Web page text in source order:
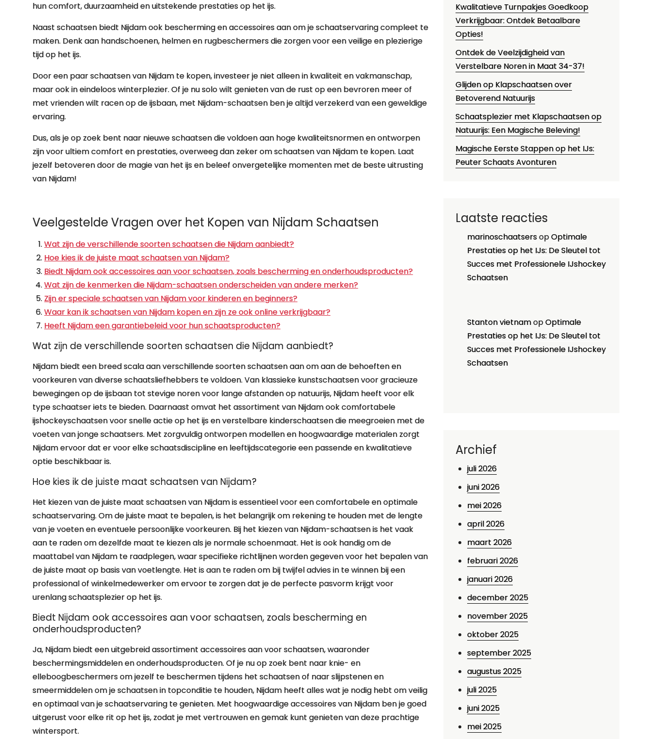
hun comfort, duurzaamheid en uitstekende prestaties op het ijs.
Naast schaatsen biedt Nijdam ook bescherming en accessoires aan om je schaatservaring compleet te
maken. Denk aan handschoenen, helmen en rugbeschermers die zorgen voor een veilige en plezierige
tijd op het ijs.
Door een paar schaatsen van Nijdam te kopen, investeer je niet alleen in kwaliteit en vakmanschap,
maar ook in eindeloos winterplezier. Of je nu solo wilt genieten van de rust op een bevroren meer of
met vrienden wilt racen op de ijsbaan, met Nijdam-schaatsen ben je altijd verzekerd van een geweldige
ervaring.
Dus, als je op zoek bent naar nieuwe schaatsen die voldoen aan hoge kwaliteitsnormen en ontworpen
zijn voor ultiem comfort en prestaties, overweeg dan zeker om schaatsen van Nijdam te kopen. Laat
jezelf betoveren door de magie van het ijs en beleef onvergetelijke momenten met de beste uitrusting
van Nijdam!
Veelgestelde Vragen over het Kopen van Nijdam Schaatsen
Wat zijn de verschillende soorten schaatsen die Nijdam aanbiedt?
Hoe kies ik de juiste maat schaatsen van Nijdam?
Biedt Nijdam ook accessoires aan voor schaatsen, zoals bescherming en onderhoudsproducten?
Wat zijn de kenmerken die Nijdam-schaatsen onderscheiden van andere merken?
Zijn er speciale schaatsen van Nijdam voor kinderen en beginners?
Waar kan ik schaatsen van Nijdam kopen en zijn ze ook online verkrijgbaar?
Heeft Nijdam een garantiebeleid voor hun schaatsproducten?
Wat zijn de verschillende soorten schaatsen die Nijdam aanbiedt?
Nijdam biedt een breed scala aan verschillende soorten schaatsen aan om aan de behoeften en
voorkeuren van diverse schaatsliefhebbers te voldoen. Van klassieke kunstschaatsen voor gracieuze
bewegingen op de ijsbaan tot stevige noren voor lange afstanden op natuurijs, Nijdam heeft voor elk
type schaatser iets te bieden. Daarnaast omvat het assortiment van Nijdam ook comfortabele
ijshockeyschaatsen voor snelle actie op het ijs en verstelbare kinderschaatsen die meegroeien met de
voeten van jonge schaatsers. Met zorgvuldig ontworpen modellen en hoogwaardige materialen zorgt
Nijdam ervoor dat er voor elke schaatsdiscipline en leeftijdscategorie een passende en kwalitatieve
optie beschikbaar is.
Hoe kies ik de juiste maat schaatsen van Nijdam?
Het kiezen van de juiste maat schaatsen van Nijdam is essentieel voor een comfortabele en optimale
schaatservaring. Om de juiste maat te bepalen, is het belangrijk om rekening te houden met de lengte
van je voeten en eventuele persoonlijke voorkeuren. Bij het kiezen van Nijdam-schaatsen is het vaak
aan te raden om dezelfde maat te kiezen als je normale schoenmaat. Het is ook handig om de
maattabel van Nijdam te raadplegen, waar specifieke richtlijnen worden gegeven voor het bepalen van
de juiste maat op basis van voetlengte. Het is aan te raden om bij twijfel advies in te winnen bij een
professional of winkelmedewerker om ervoor te zorgen dat je de perfecte pasvorm krijgt voor
urenlang schaatsplezier op het ijs.
Biedt Nijdam ook accessoires aan voor schaatsen, zoals bescherming en
onderhoudsproducten?
Ja, Nijdam biedt een uitgebreid assortiment accessoires aan voor schaatsen, waaronder
beschermingsmiddelen en onderhoudsproducten. Of je nu op zoek bent naar knie- en
elleboogbeschermers om jezelf te beschermen tijdens het schaatsen of naar slijpstenen en
smeermiddelen om je schaatsen in topconditie te houden, Nijdam heeft alles wat je nodig hebt om veilig
en optimaal van je schaatservaring te genieten. Met hoogwaardige accessoires van Nijdam ben je goed
uitgerust voor elke rit op het ijs, zodat je met vertrouwen en gemak kunt genieten van deze prachtige
wintersport.
Kwalitatieve Turnpakjes Goedkoop
Verkrijgbaar: Ontdek Betaalbare
Opties!
Ontdek de Veelzijdigheid van
Verstelbare Noren in Maat 34-37!
Glijden op Klapschaatsen over
Betoverend Natuurijs
Schaatsplezier met Klapschaatsen op
Natuurijs: Een Magische Beleving!
Magische Eerste Stappen op het IJs:
Peuter Schaats Avonturen
Laatste reacties
marinoschaatsersopOptimale
Prestaties op het IJs: De Sleutel tot
Succes met Professionele IJshockey
Schaatsen
Stanton vietnamopOptimale
Prestaties op het IJs: De Sleutel tot
Succes met Professionele IJshockey
Schaatsen
Archief
juli 2026
juni 2026
mei 2026
april 2026
maart 2026
februari 2026
januari 2026
december 2025
november 2025
oktober 2025
september 2025
augustus 2025
juli 2025
juni 2025
mei 2025